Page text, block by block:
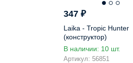
347 ₽
Laika - Tropic Hunter
(конструктор)
В наличии: 10 шт.
Артикул: 56851